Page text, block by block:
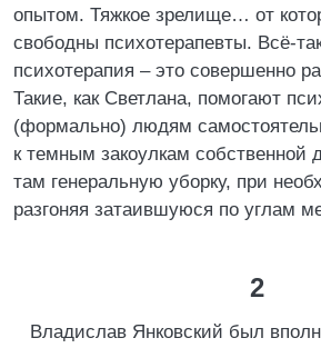
опытом. Тяжкое зрелище… от
свободны психотерапевты. Всё-
психотерапия – это совершенно
Такие, как Светлана, помогают
(формально) людям
к темным закоулкам собственной
там генеральную уборку, при
разгоняя затаившуюся по углам
2
Владислав Янковский был